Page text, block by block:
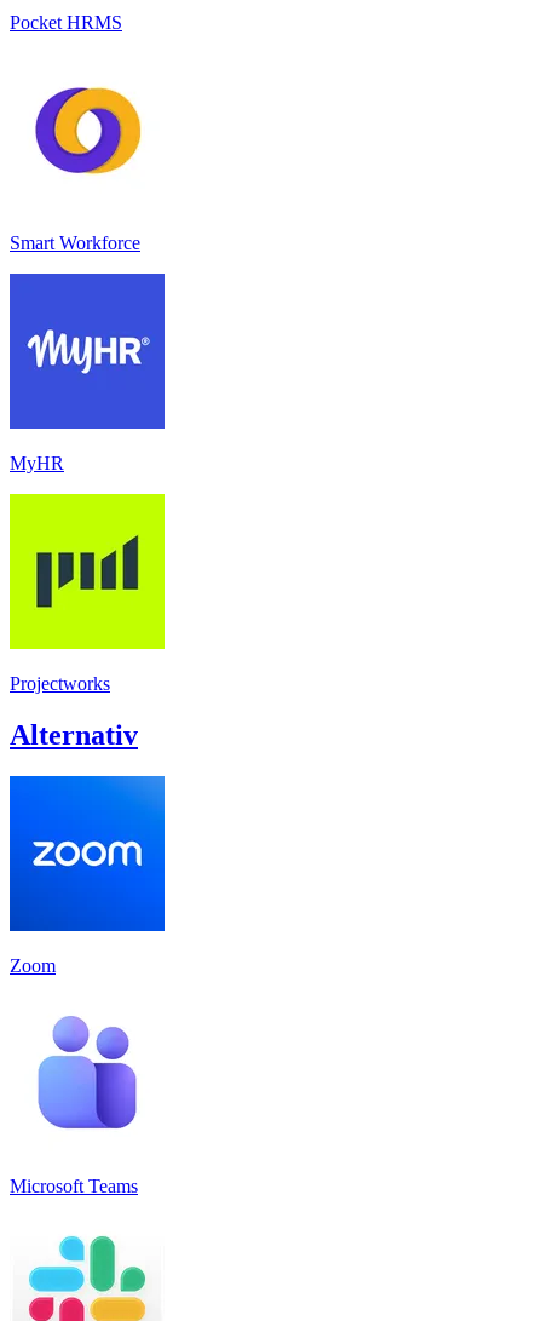
Pocket HRMS
Smart Workforce
MyHR
Projectworks
Alternativ
Zoom
Microsoft Teams